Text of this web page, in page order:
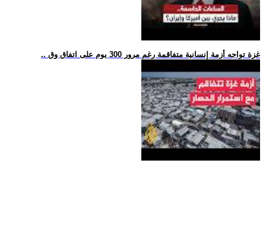
.. غزة تواجه أزمة إنسانية متفاقمة رغم مرور 300 يوم على اتفاق وق